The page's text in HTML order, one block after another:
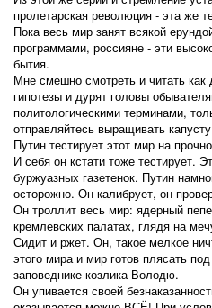
пролетарская революция - эта же
Пока весь мир занят всякой
программами, россияне - эти
бытия.
Мне смешно смотреть и читать
гипотезы и дурят головы
политологическими терминами,
отправляйтесь выращивать
Путин тестирует этот мир на
И себя он кстати тоже тестирует.
буржуазных газетенок. Путин
осторожно. Он калибрует, он
Он троллит весь мир: ядерный
кремлевских палатах, глядя на
Сидит и ржет. Он, такое мелкое
этого мира и мир готов плясать
заповеднике козлика Володю.
Он упивается своей